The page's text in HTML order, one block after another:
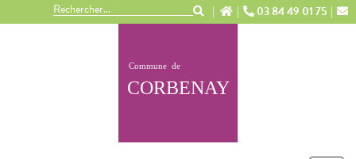
03 84 49 01 75
Panneau de gestion des cookies